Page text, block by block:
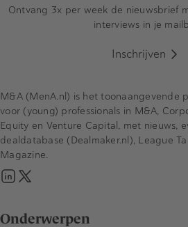
Ontvang 3x per week de nieuwsbrief
interviews in je
Inschrijven
Onderwerpen
M&A (MenA.nl) is het toonaangevende
voor (young) professionals in M&A,
Equity en Venture Capital, met nieuws,
dealdatabase (Dealmaker.nl), League
Magazine.